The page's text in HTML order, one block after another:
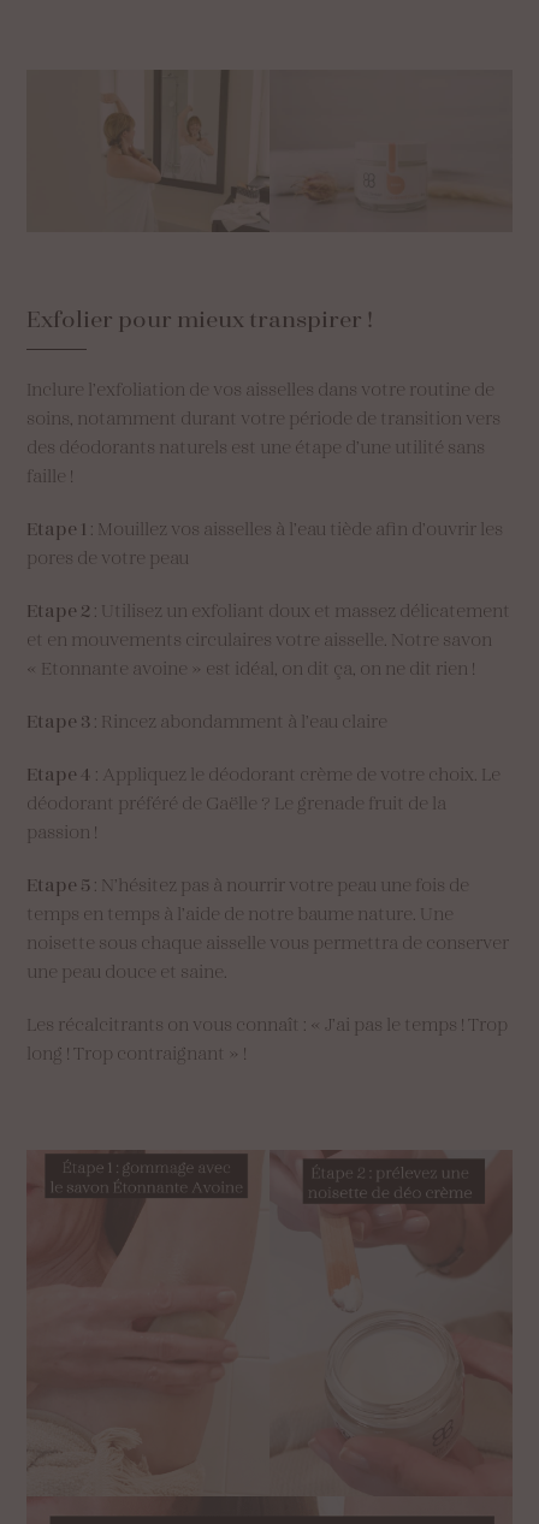
Exfolier pour mieux transpirer !
Inclure l’exfoliation de vos aisselles dans votre routine de
soins, notamment durant votre période de transition vers
des déodorants naturels est une étape d’une utilité sans
faille !
Etape 1 : Mouillez vos aisselles à l’eau tiède afin d’ouvrir les
pores de votre peau
Etape 2 : Utilisez un exfoliant doux et massez délicatement
et en mouvements circulaires votre aisselle. Notre savon
« Etonnante avoine » est idéal, on dit ça, on ne dit rien !
Etape 3 : Rincez abondamment à l’eau claire
Etape 4 : Appliquez le déodorant crème de votre choix. Le
déodorant préféré de Gaëlle ? Le grenade fruit de la
passion !
Etape 5 : N’hésitez pas à nourrir votre peau une fois de
temps en temps à l’aide de notre baume nature. Une
noisette sous chaque aisselle vous permettra de conserver
une peau douce et saine.
Les récalcitrants on vous connaît : « J’ai pas le temps ! Trop
long ! Trop contraignant » !